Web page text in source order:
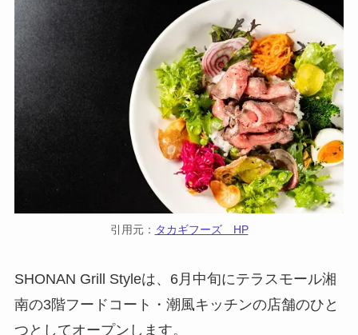
引用元： タカギフーズ HP
SHONAN Grill Styleは、6月中旬にテラスモール湘
南の3階フードコート・潮風キッチンの店舗のひと
つとしてオープンします。